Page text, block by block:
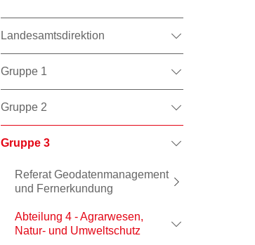
Landesamtsdirektion
Gruppe 1
Gruppe 2
Gruppe 3
Referat Geodatenmanagement
und Fernerkundung
Abteilung 4 - Agrarwesen,
Natur- und Umweltschutz